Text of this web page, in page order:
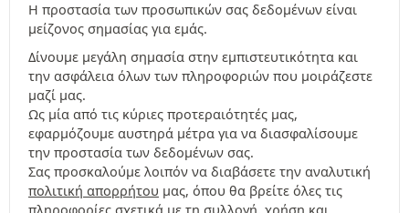
Η προστασία των προσωπικών σας δεδομένων είναι
μείζονος σημασίας για εμάς.
Δίνουμε μεγάλη σημασία στην εμπιστευτικότητα και
την ασφάλεια όλων των πληροφοριών που μοιράζεστε
μαζί μας.
Ως μία από τις κύριες προτεραιότητές μας,
εφαρμόζουμε αυστηρά μέτρα για να διασφαλίσουμε
την προστασία των δεδομένων σας.
Σας προσκαλούμε λοιπόν να διαβάσετε την αναλυτική
πολιτική απορρήτου μας, όπου θα βρείτε όλες τις